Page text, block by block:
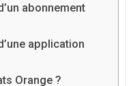
abonnement
application
Orange ?